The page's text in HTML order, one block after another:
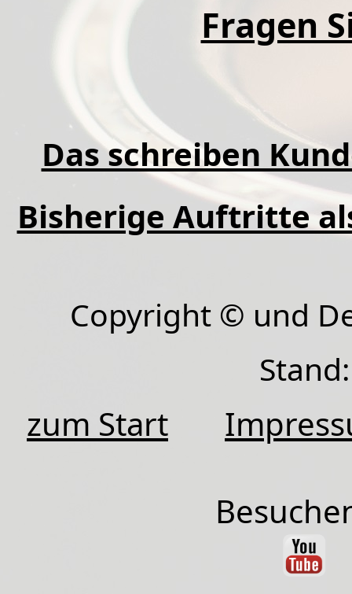
Fragen
Das schreiben
Bisherige Auftritte
Copyright © und
zum Start